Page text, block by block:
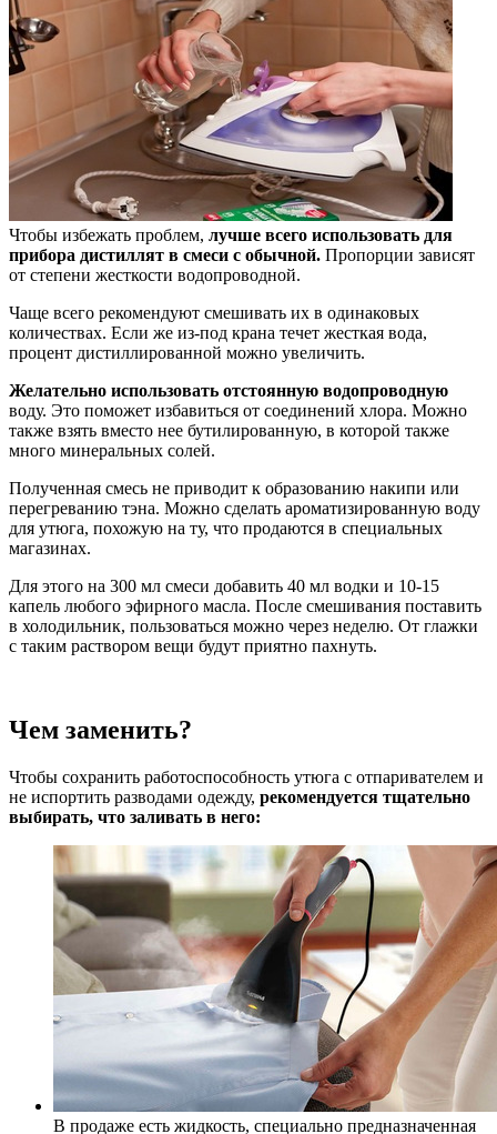
Чтобы избежать проблем, лучше всего использовать для
прибора дистиллят в смеси с обычной. Пропорции зависят
от степени жесткости водопроводной.
Чаще всего рекомендуют смешивать их в одинаковых
количествах. Если же из-под крана течет жесткая вода,
процент дистиллированной можно увеличить.
Желательно использовать отстоянную водопроводную
воду. Это поможет избавиться от соединений хлора. Можно
также взять вместо нее бутилированную, в которой также
много минеральных солей.
Полученная смесь не приводит к образованию накипи или
перегреванию тэна. Можно сделать ароматизированную воду
для утюга, похожую на ту, что продаются в специальных
магазинах.
Для этого на 300 мл смеси добавить 40 мл водки и 10-15
капель любого эфирного масла. После смешивания поставить
в холодильник, пользоваться можно через неделю. От глажки
с таким раствором вещи будут приятно пахнуть.
Чем заменить?
Чтобы сохранить работоспособность утюга с отпаривателем и
не испортить разводами одежду, рекомендуется тщательно
выбирать, что заливать в него:
В продаже есть жидкость, специально предназначенная